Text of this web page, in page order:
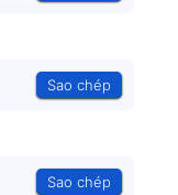
Sao chép
Sao chép